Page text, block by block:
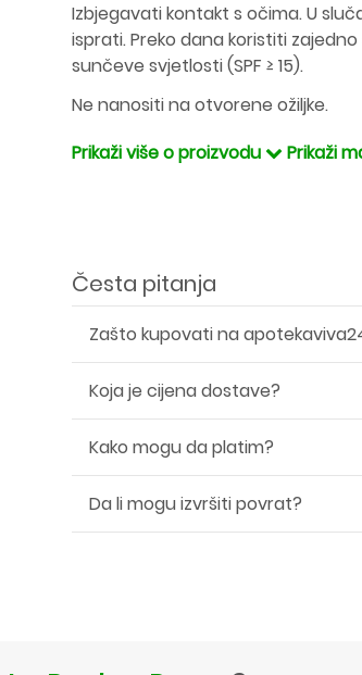
Izbjegavati kontakt s očima. U
isprati. Preko dana koristiti
sunčeve svjetlosti (SPF ≥ 15).
Ne nanositi na otvorene ožiljke.
Prikaži više o proizvodu
Prikaži
Česta pitanja
Zašto kupovati na
Koja je cijena dostave?
Kako mogu da platim?
Da li mogu izvršiti povrat?